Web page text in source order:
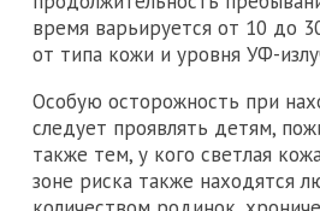
время варьируется от 10 до
от типа кожи и уровня УФ-
Особую осторожность при
следует проявлять детям,
также тем, у кого светлая
зоне риска также находятся